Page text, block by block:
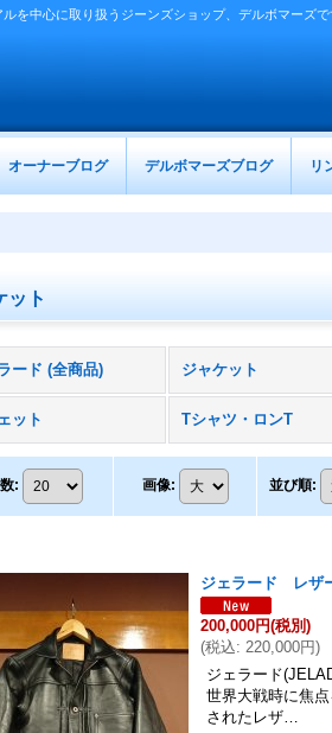
を中心に取り扱うジーンズショップ、デルボマーズで
オーナーブログ デルボマーズブログ リ
ット
ード (全商品) ジャケット
ット Tシャツ・ロンT
: 画像: 並び順:
ジェラード レザ
200,000円(税別)
(税込: 220,000円)
ジェラード
世界大戦時に焦
されたレザ…